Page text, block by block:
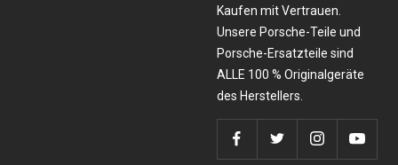
Kaufen mit Vertrauen.
Unsere Porsche-Teile und
Porsche-Ersatzteile sind
ALLE 100 % Originalgeräte
des Herstellers.